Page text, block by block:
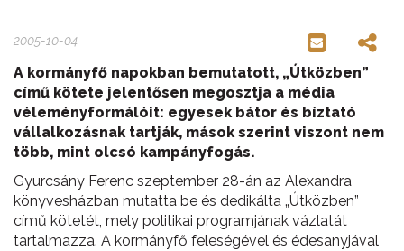
2005-10-04
A kormányfő napokban bemutatott, „Útközben”
című kötete jelentősen megosztja a média
véleményformálóit: egyesek bátor és bíztató
vállalkozásnak tartják, mások szerint viszont nem
több, mint olcsó kampányfogás.
Gyurcsány Ferenc szeptember 28-án az Alexandra
könyvesházban mutatta be és dedikálta „Útközben”
című kötetét, mely politikai programjának vázlatát
tartalmazza. A kormányfő feleségével és édesanyjával